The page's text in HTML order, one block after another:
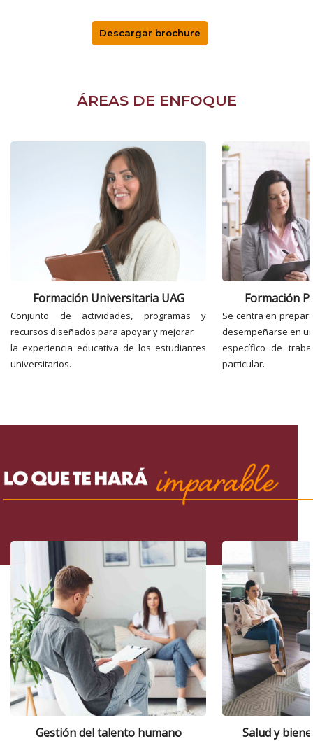
Descargar brochure
ÁREAS DE ENFOQUE
Formación Universitaria UAG
Conjunto de actividades, programas y
recursos diseñados para apoyar y mejorar
la experiencia educativa de los estudiantes
universitarios.
Formación
Se centra en
desempeñarse en
específico de
particular.
Gestión del talento humano Salud y